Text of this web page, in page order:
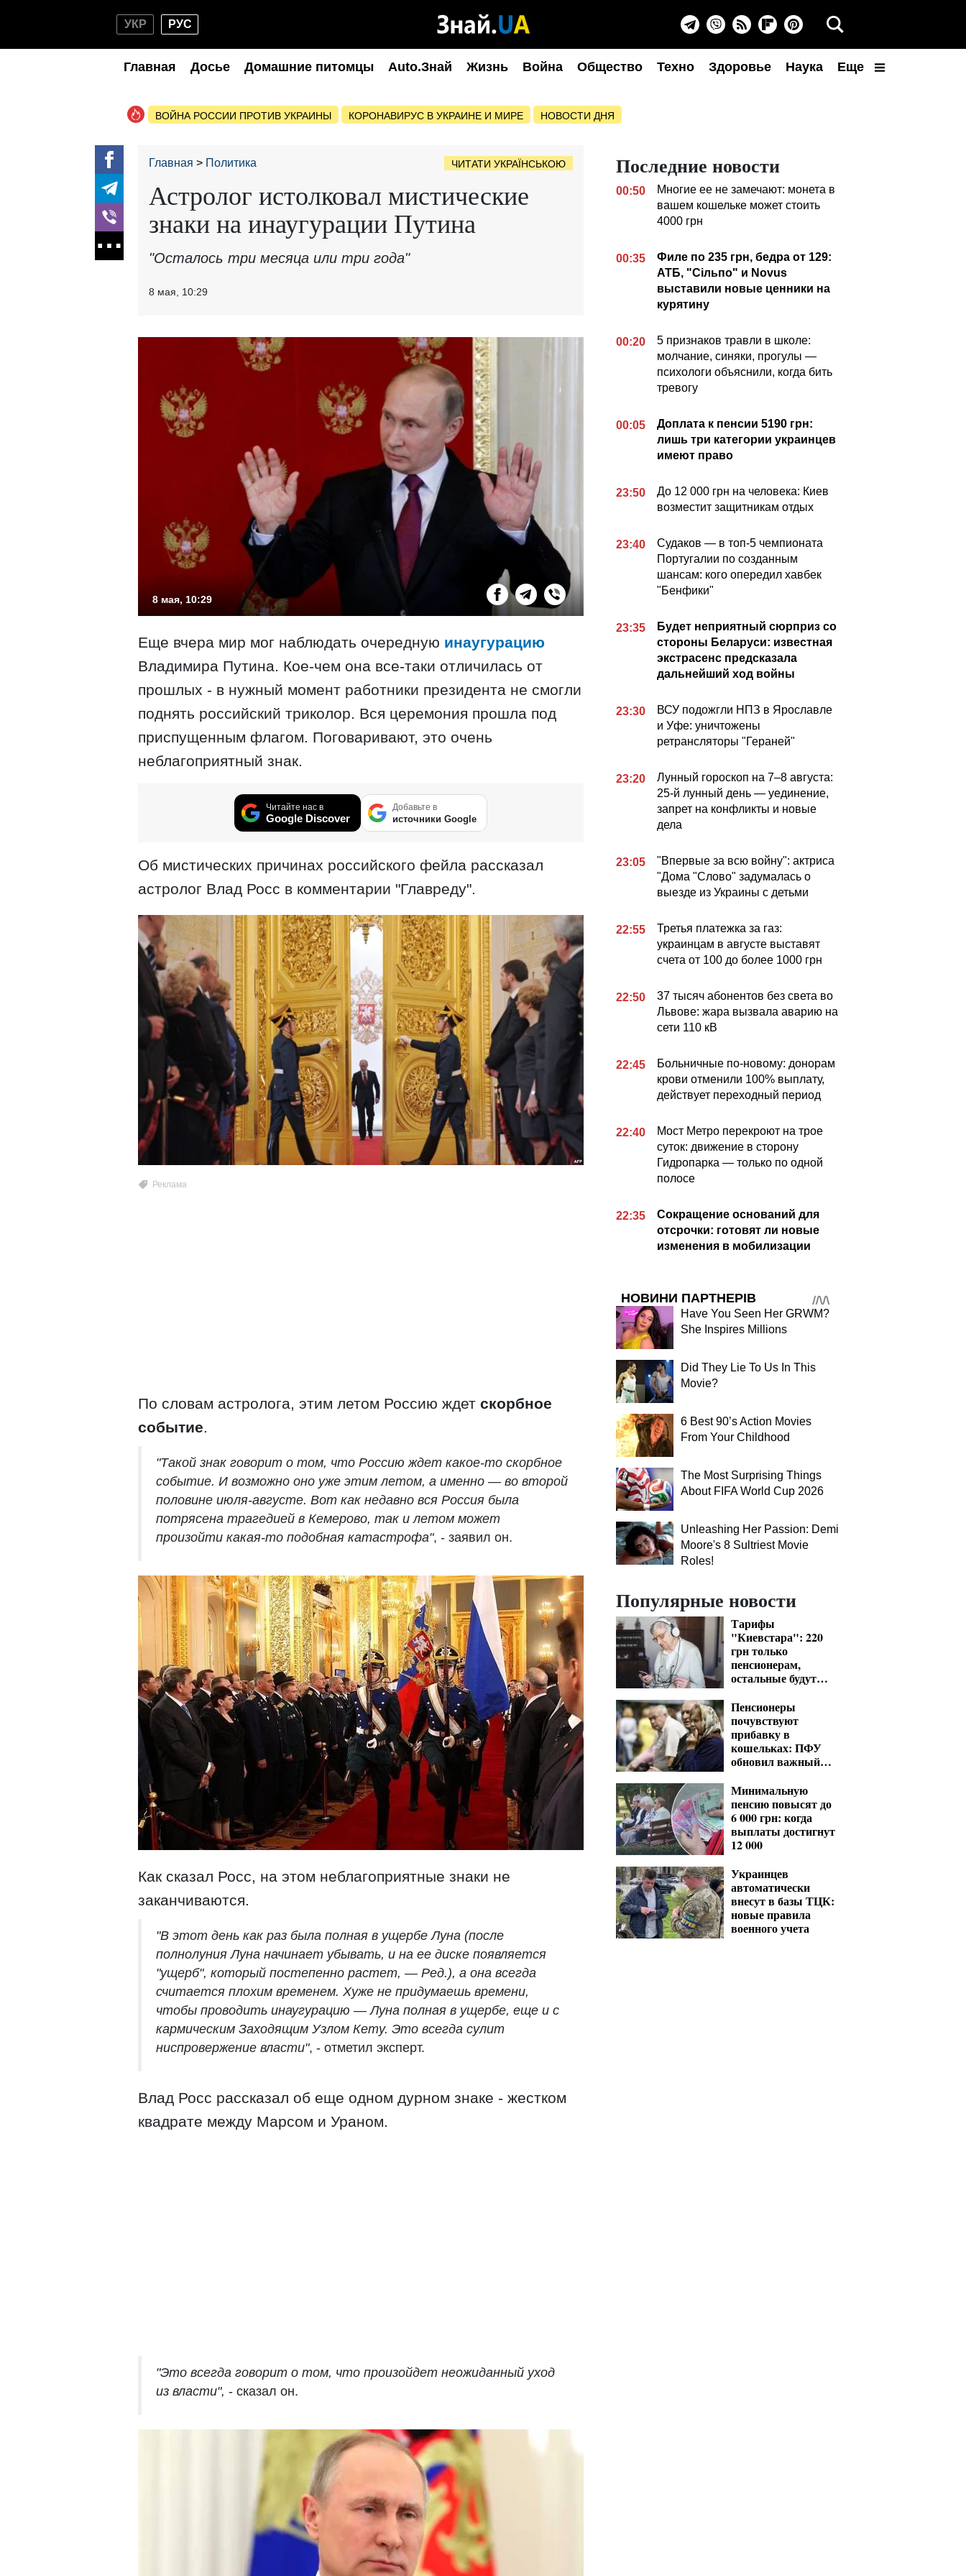
УКР РУС
Главная Досье Домашние питомцы Auto.Знай Жизнь Война Общество Техно Здоровье Наука Еще
ВОЙНА РОССИИ ПРОТИВ УКРАИНЫ КОРОНАВИРУС В УКРАИНЕ И МИРЕ НОВОСТИ ДНЯ
Главная Политика ЧИТАТИ УКРАЇНСЬКОЮ
Астролог истолковал мистические
знаки на инаугурации Путина
"Осталось три месяца или три года"
8 мая, 10:29
8 мая, 10:29
Еще вчера мир мог наблюдать очередную инаугурацию
Владимира Путина. Кое-чем она все-таки отличилась от
прошлых - в нужный момент работники президента не смогли
поднять российский триколор. Вся церемония прошла под
приспущенным флагом. Поговаривают, это очень
неблагоприятный знак.
Читайте нас в
Google Discover
Добавьте в
источники Google
Об мистических причинах российского фейла рассказал
астролог Влад Росс в комментарии "Главреду".
По словам астролога, этим летом Россию ждет скорбное
событие.
"Такой знак говорит о том, что Россию ждет какое-то скорбное
событие. И возможно оно уже этим летом, а именно — во второй
половине июля-августе. Вот как недавно вся Россия была
потрясена трагедией в Кемерово, так и летом может
произойти какая-то подобная катастрофа", - заявил он.
Как сказал Росс, на этом неблагоприятные знаки не
заканчиваются.
"В этот день как раз была полная в ущербе Луна (после
полнолуния Луна начинает убывать, и на ее диске появляется
"ущерб", который постепенно растет, — Ред.), а она всегда
считается плохим временем. Хуже не придумаешь времени,
чтобы проводить инаугурацию — Луна полная в ущербе, еще и с
кармическим Заходящим Узлом Кету. Это всегда сулит
ниспровержение власти", - отметил эксперт.
Влад Росс рассказал об еще одном дурном знаке - жестком
квадрате между Марсом и Ураном.
"Это всегда говорит о том, что произойдет неожиданный уход
из власти", - сказал он.
Последние новости
00:50
Многие ее не замечают: монета в
вашем кошельке может стоить
4000 грн
00:35
Филе по 235 грн, бедра от 129:
АТБ, "Сільпо" и Novus
выставили новые ценники на
курятину
00:20
5 признаков травли в школе:
молчание, синяки, прогулы —
психологи объяснили, когда бить
тревогу
00:05
Доплата к пенсии 5190 грн:
лишь три категории украинцев
имеют право
23:50
До 12 000 грн на человека: Киев
возместит защитникам отдых
23:40
Судаков — в топ-5 чемпионата
Португалии по созданным
шансам: кого опередил хавбек
"Бенфики"
23:35
Будет неприятный сюрприз со
стороны Беларуси: известная
экстрасенс предсказала
дальнейший ход войны
23:30
ВСУ подожгли НПЗ в Ярославле
и Уфе: уничтожены
ретрансляторы "Гераней"
23:20
Лунный гороскоп на 7–8 августа:
25-й лунный день — уединение,
запрет на конфликты и новые
дела
23:05
"Впервые за всю войну": актриса
"Дома "Слово" задумалась о
выезде из Украины с детьми
22:55
Третья платежка за газ:
украинцам в августе выставят
счета от 100 до более 1000 грн
22:50
37 тысяч абонентов без света во
Львове: жара вызвала аварию на
сети 110 кВ
22:45
Больничные по-новому: донорам
крови отменили 100% выплату,
действует переходный период
22:40
Мост Метро перекроют на трое
суток: движение в сторону
Гидропарка — только по одной
полосе
22:35
Сокращение оснований для
отсрочки: готовят ли новые
изменения в мобилизации
НОВИНИ ПАРТНЕРІВ
Have You Seen Her GRWM?
She Inspires Millions
Did They Lie To Us In This
Movie?
6 Best 90’s Action Movies
From Your Childhood
The Most Surprising Things
About FIFA World Cup 2026
Unleashing Her Passion: Demi
Moore's 8 Sultriest Movie
Roles!
Популярные новости
Тарифы
"Киевстара": 220
грн только
пенсионерам,
остальные будут
Пенсионеры
почувствуют
прибавку в
кошельках: ПФУ
обновил важный
расчета выплат
Минимальную
пенсию повысят до
6 000 грн: когда
выплаты достигнут
12 000
Украинцев
автоматически
внесут в базы ТЦК:
новые правила
военного учета